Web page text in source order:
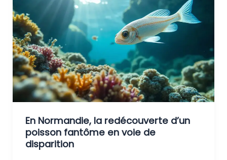
En Normandie, la redécouverte d’un
poisson fantôme en voie de
disparition